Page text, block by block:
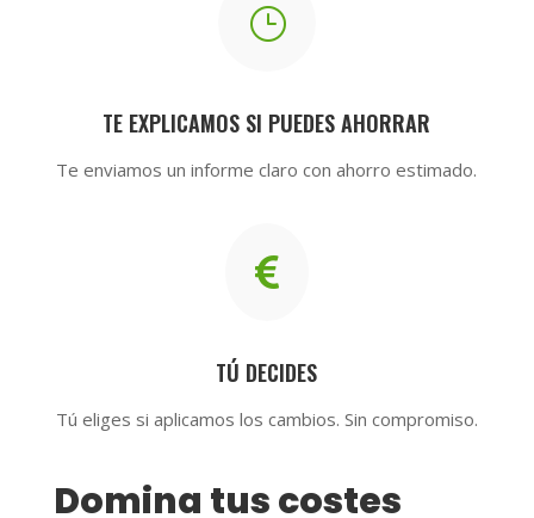
}
TE EXPLICAMOS SI PUEDES AHORRAR
Te enviamos un informe claro con ahorro estimado.

TÚ DECIDES
Tú eliges si aplicamos los cambios. Sin compromiso.
Domina tus costes